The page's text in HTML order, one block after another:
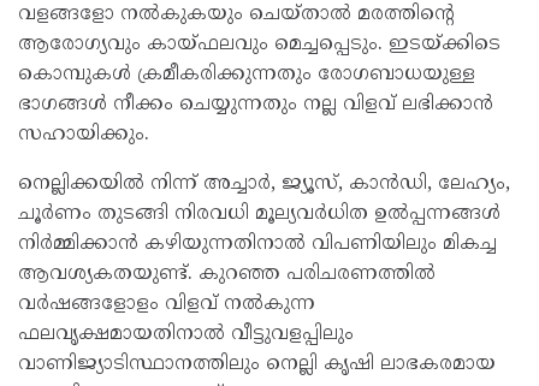
വളങ്ങളോ നൽകുകയും ചെയ്താൽ മരത്തിന്റെ
ആരോഗ്യവും കായ്ഫലവും മെച്ചപ്പെടും. ഇടയ്ക്കിടെ
കൊമ്പുകൾ ക്രമീകരിക്കുന്നതും രോഗബാധയുള്ള
ഭാഗങ്ങൾ നീക്കം ചെയ്യുന്നതും നല്ല വിളവ് ലഭിക്കാൻ
സഹായിക്കും.
നെല്ലിക്കയിൽ നിന്ന് അച്ചാർ, ജ്യൂസ്, കാൻഡി, ലേഹ്യം,
ചൂർണം തുടങ്ങി നിരവധി മൂല്യവർധിത ഉൽപ്പന്നങ്ങൾ
നിർമ്മിക്കാൻ കഴിയുന്നതിനാൽ വിപണിയിലും മികച്ച
ആവശ്യകതയുണ്ട്. കുറഞ്ഞ പരിചരണത്തിൽ
വർഷങ്ങളോളം വിളവ് നൽകുന്ന
ഫലവൃക്ഷമായതിനാൽ വീട്ടുവളപ്പിലും
വാണിജ്യാടിസ്ഥാനത്തിലും നെല്ലി കൃഷി ലാഭകരമായ